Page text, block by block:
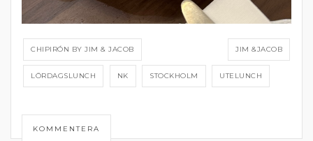
CHIPIRÓN BY JIM & JACOB JIM &JACOB
LÖRDAGSLUNCH NK STOCKHOLM UTELUNCH
KOMMENTERA